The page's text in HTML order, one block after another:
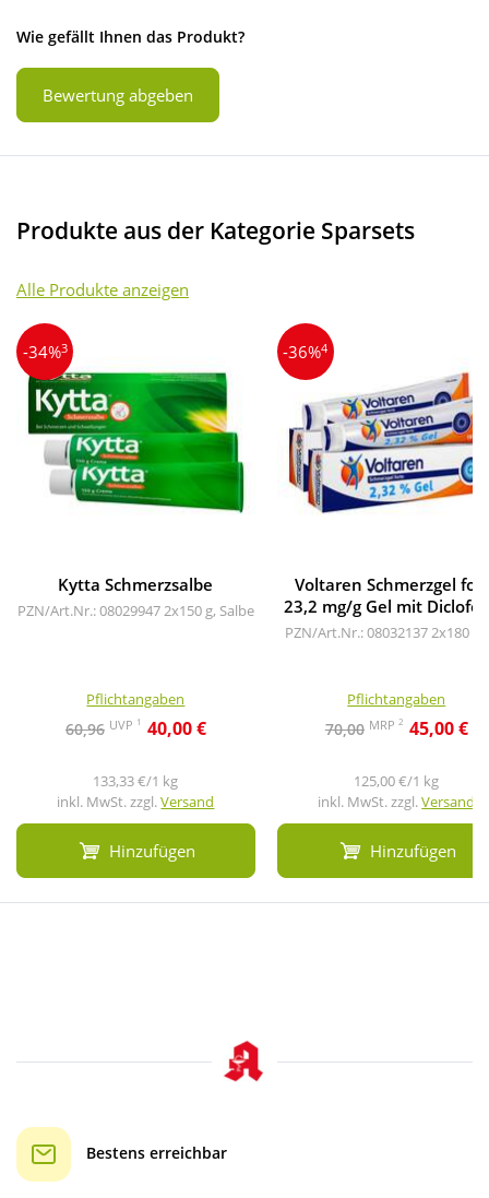
Wie gefällt Ihnen das Produkt?
Bewertung abgeben
Produkte aus der Kategorie Sparsets
Alle Produkte anzeigen
-34%3
Kytta Schmerzsalbe
PZN/Art.Nr.: 080299472x150 g, Salbe
Pflichtangaben
60,96 UVP 1 40,00 €
133,33 €/1 kg
inkl. MwSt. zzgl.Versand
Hinzufügen
-36%4
Voltaren Schmerzgel
23,2 mg/g Gel mit
PZN/Art.Nr.: 080321372x180 g,
Pflichtangaben
70,00 MRP 2 45,00 €
125,00 €/1 kg
inkl. MwSt. zzgl.Versand
Hinzufügen
Bestens erreichbar